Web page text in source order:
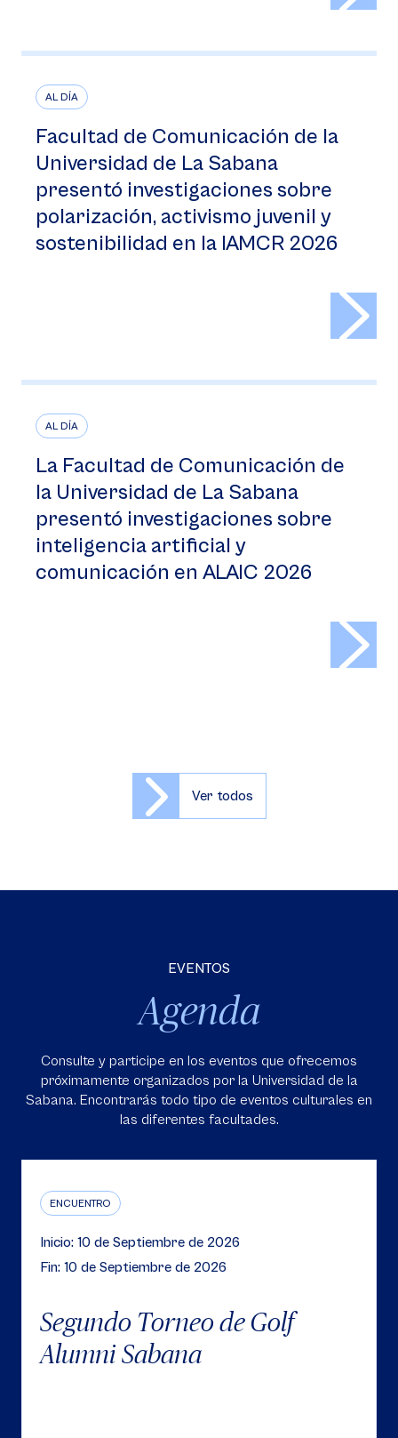
AL DÍA
Facultad de Comunicación de la
Universidad de La Sabana
presentó investigaciones sobre
polarización, activismo juvenil y
sostenibilidad en la IAMCR 2026
AL DÍA
La Facultad de Comunicación de
la Universidad de La Sabana
presentó investigaciones sobre
inteligencia artificial y
comunicación en ALAIC 2026
Ver todos
EVENTOS
Agenda
Consulte y participe en los eventos que ofrecemos
próximamente organizados por la Universidad de la
Sabana. Encontrarás todo tipo de eventos culturales en
las diferentes facultades.
ENCUENTRO
Inicio: 10 de Septiembre de 2026
Fin: 10 de Septiembre de 2026
Segundo Torneo de Golf
Alumni Sabana